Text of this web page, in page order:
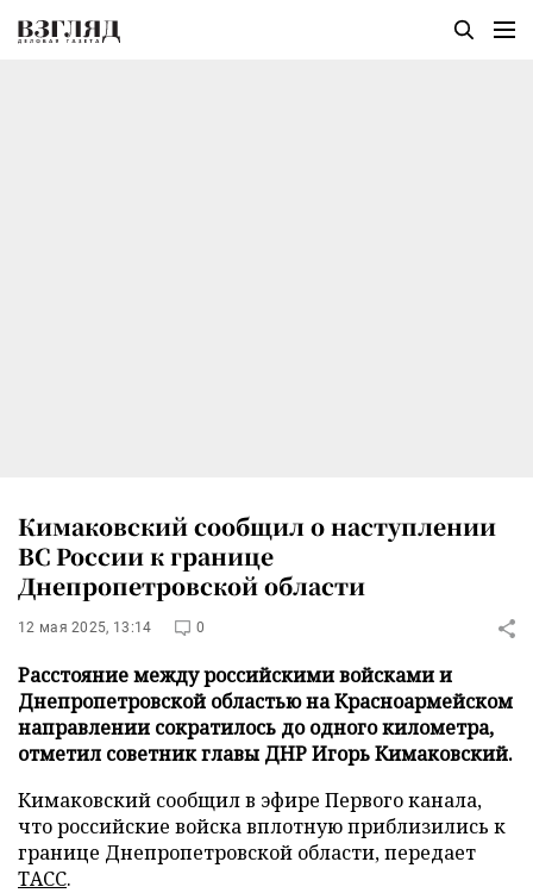
Кимаковский сообщил о наступлении
ВС России к границе
Днепропетровской области
12 мая 2025, 13:14 0
Расстояние между российскими войсками и
Днепропетровской областью на Красноармейском
направлении сократилось до одного километра,
отметил советник главы ДНР Игорь Кимаковский.
Кимаковский сообщил в эфире Первого канала,
что российские войска вплотную приблизились к
границе Днепропетровской области, передает
ТАСС.